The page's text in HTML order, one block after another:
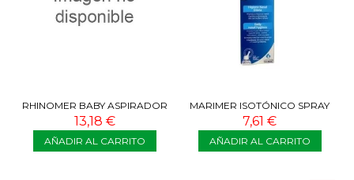
RHINOMER BABY ASPIRADOR
NASAL
13,18 €
AÑADIR AL CARRITO
MARIMER ISOTÓNICO SPRAY
100 ML
7,61 €
AÑADIR AL CARRITO